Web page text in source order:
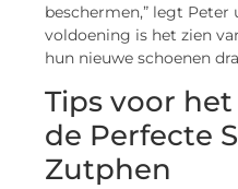
beschermen,” legt Peter
voldoening is het zien
hun nieuwe schoenen
Tips voor
de Perfecte
Zutphen